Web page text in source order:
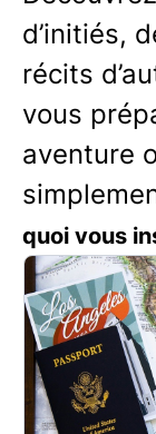
d’initiés,
récits
vous
aventure
quoi vous